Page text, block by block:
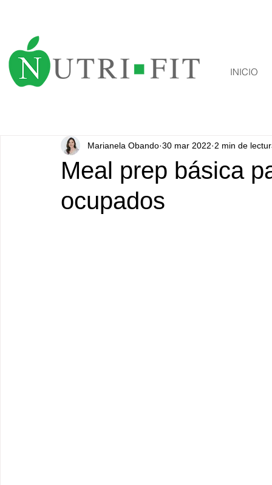
INICIO
Meal prep básica
ocupados
Marianela Obando 30 mar 2022 2 min de